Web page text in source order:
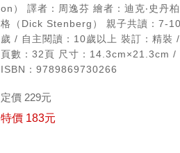
on）
譯者：周逸芬 繪者：迪克‧史丹柏
格（Dick Stenberg）
親子共讀：7-10
歲 / 自主閱讀：10歲以上 裝訂：精裝 /
頁數：32頁 尺寸：14.3cm×21.3cm /
ISBN：9789869730266
定價 229元
特價 183元